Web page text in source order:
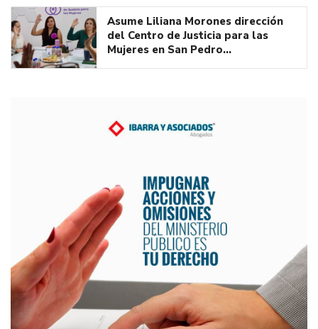
Asume Liliana Morones dirección
del Centro de Justicia para las
Mujeres en San Pedro…